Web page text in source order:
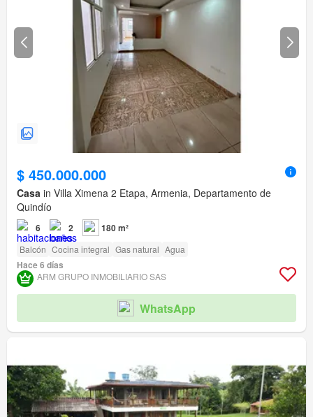
$ 450.000.000
Casa in Villa Ximena 2 Etapa, Armenia, Departamento de
Quindío
6 2 180 m²
Balcón Cocina integral Gas natural Agua
Hace 6 días
ARM GRUPO INMOBILIARIO SAS
WhatsApp